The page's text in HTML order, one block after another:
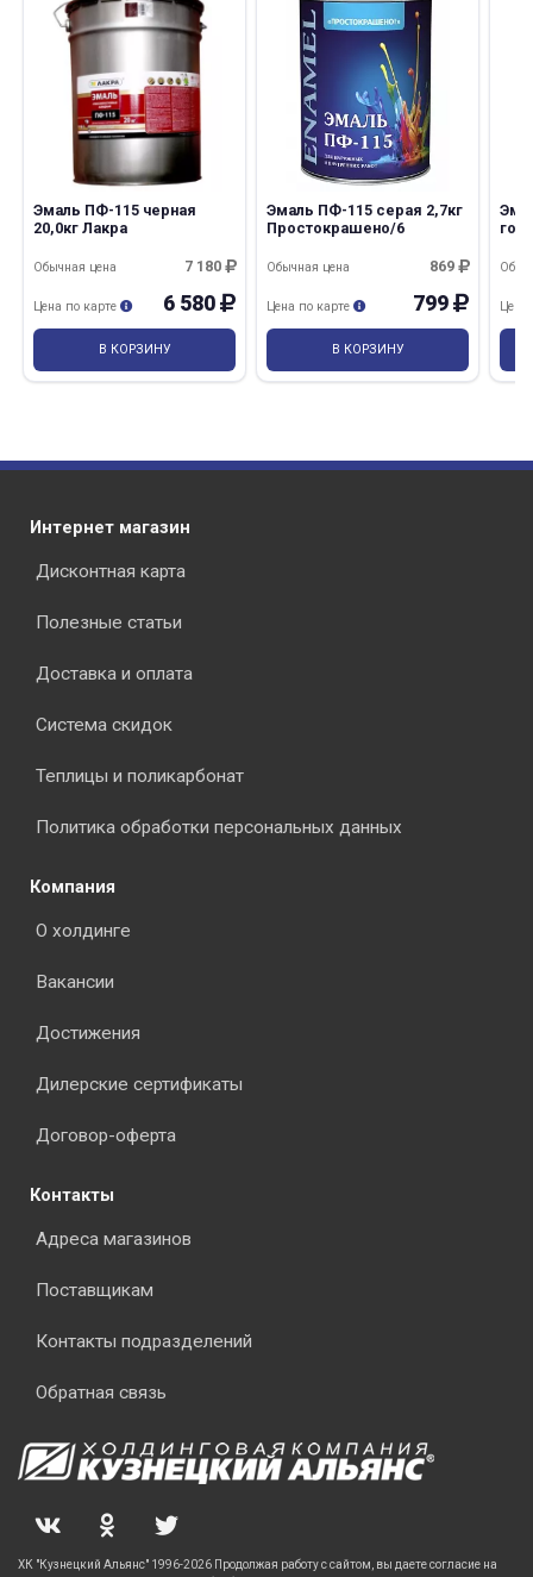
Эмаль ПФ-115 черная
20,0кг Лакра
7 180
Обычная цена
6 580
Цена по карте
В КОРЗИНУ
Эмаль ПФ-115 серая 2,7кг
Простокрашено/6
869
Обычная цена
799
Цена по карте
В КОРЗИНУ
Цена
Интернет магазин
Дисконтная карта
Полезные статьи
Доставка и оплата
Система скидок
Теплицы и поликарбонат
Политика обработки персональных данных
Компания
О холдинге
Вакансии
Достижения
Дилерские сертификаты
Договор-оферта
Контакты
Адреса магазинов
Поставщикам
Контакты подразделений
Обратная связь
ХК "Кузнецкий Альянс" 1996-2026 Продолжая работу с сайтом, вы даете согласие на